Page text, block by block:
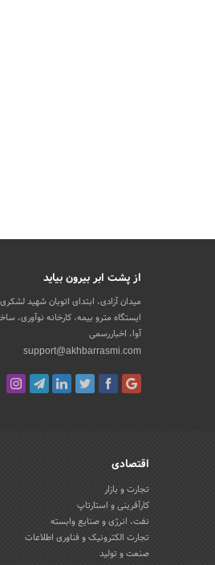
از پشت ابر بیرون بیاید
میدان آزادی، ابتدای اتوبان شهید
ایستگاه مترو بیمه، کارخانه نوآوری،
آوا، اخباررسمی
support@akhbarrasmi.com
اقتصادی
تجارت و بازار
کارآفرینی و استارتاپ
نفت، انرژی و صنایع وابسته
تجارت الکترونیک و فناوری اطلاعات
صنعت و تولید